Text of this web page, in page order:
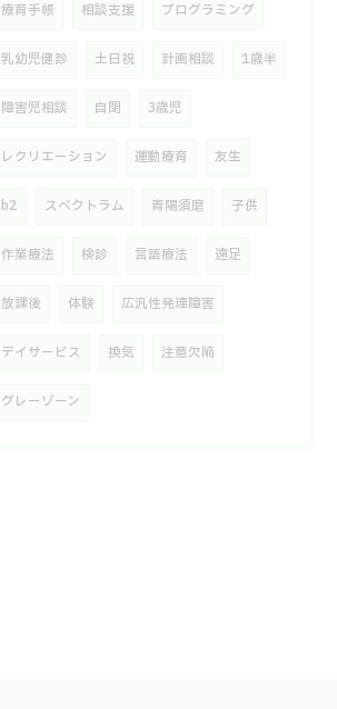
療育手帳 相談支援 プログラミング
乳幼児健診 土日祝 計画相談 1歳半
障害児相談 自閉 3歳児
レクリエーション 運動療育 友生
b2 スペクトラム 青陽須磨 子供
作業療法 検診 言語療法 遠足
放課後 体験 広汎性発達障害
デイサービス 換気 注意欠陥
グレーゾーン